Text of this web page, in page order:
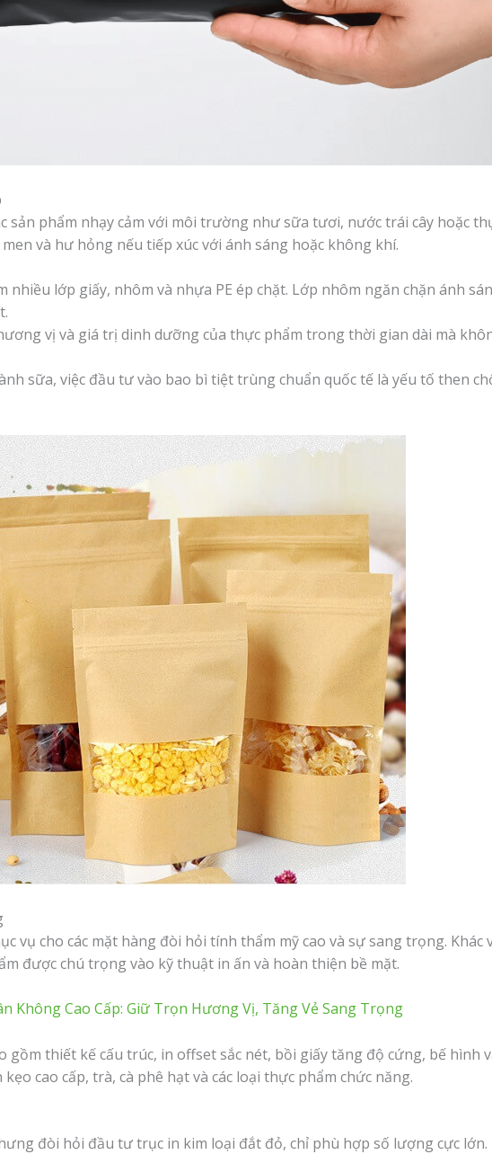
sản phẩm nhạy cảm với môi trường như sữa tươi, nước trái cây hoặc
và hư hỏng nếu tiếp xúc với ánh sáng hoặc không khí.
nhiều lớp giấy, nhôm và nhựa PE ép chặt. Lớp nhôm ngăn chặn ánh
vị và giá trị dinh dưỡng của thực phẩm trong thời gian dài mà
sữa, việc đầu tư vào bao bì tiệt trùng chuẩn quốc tế là yếu tố then
vụ cho các mặt hàng đòi hỏi tính thẩm mỹ cao và sự sang trọng. Khác
được chú trọng vào kỹ thuật in ấn và hoàn thiện bề mặt.
Không Cao Cấp: Giữ Trọn Hương Vị, Tăng Vẻ Sang Trọng
gồm thiết kế cấu trúc, in offset sắc nét, bồi giấy tăng độ cứng, bế hình
cao cấp, trà, cà phê hạt và các loại thực phẩm chức năng.
đòi hỏi đầu tư trục in kim loại đắt đỏ, chỉ phù hợp số lượng cực lớn.